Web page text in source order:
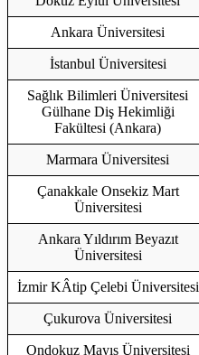
Ankara Üniversitesi
İstanbul Üniversitesi
Sağlık Bilimleri Üniversitesi
Gülhane Diş Hekimliği
Fakültesi (Ankara)
Marmara Üniversitesi
Çanakkale Onsekiz Mart
Üniversitesi
Ankara Yıldırım Beyazıt
Üniversitesi
İzmir KÂtip Çelebi Üniversitesi
Çukurova Üniversitesi
Ondokuz Mayıs Üniversitesi